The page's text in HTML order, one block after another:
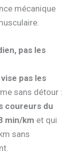
mécanique
pas les
pas les
sans détour :
coureurs du
min/km et qui
sans